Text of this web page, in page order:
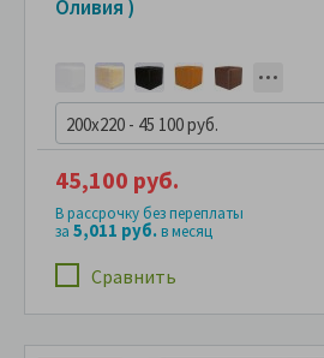
Оливия )
200x220 - 45 100 руб.
Сравнить
45,100 руб.
В рассрочку без переплаты
за 5,011 руб.в месяц